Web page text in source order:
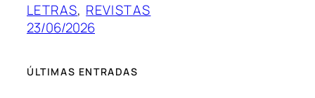
LETRAS, REVISTAS
23/06/2026
ÚLTIMAS ENTRADAS